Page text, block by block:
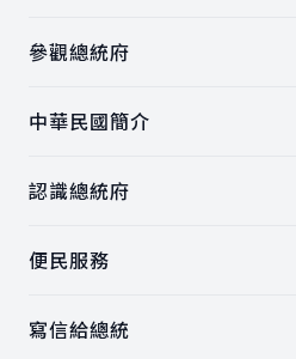
參觀總統府
中華民國簡介
認識總統府
便民服務
寫信給總統